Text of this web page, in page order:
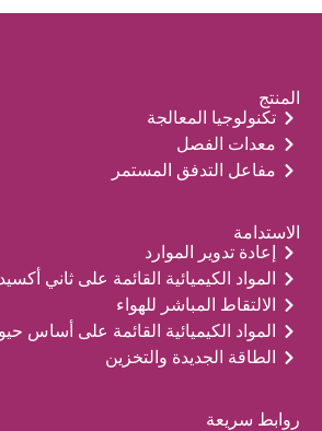
المنتج
تكنولوجيا المعالجة
معدات الفصل
مفاعل التدفق المستمر
الاستدامة
إعادة تدوير الموارد
المواد الكيميائية القائمة على ثاني
الالتقاط المباشر للهواء
المواد الكيميائية القائمة على أساس
الطاقة الجديدة والتخزين
روابط سريعة